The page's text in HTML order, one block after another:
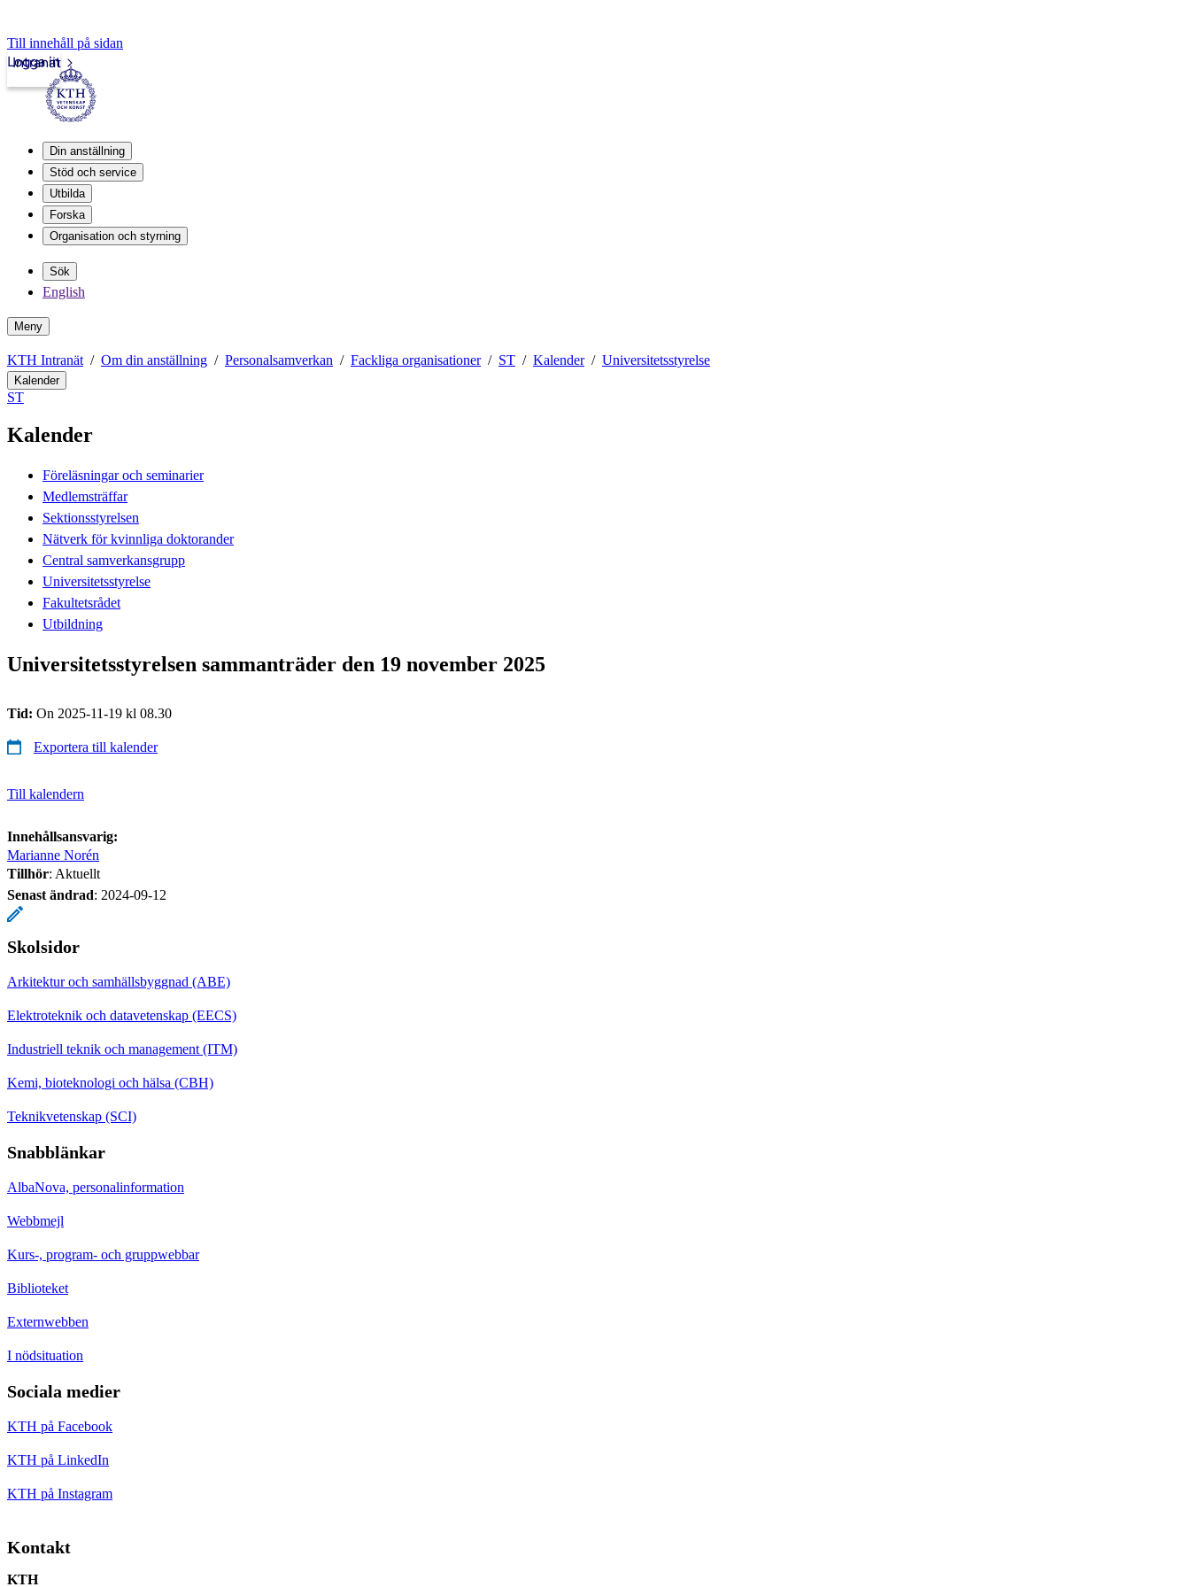
Till innehåll på sidan
Intranät
Logga in
Din anställning
Stöd och service
Utbilda
Forska
Organisation och styrning
Sök
English
Meny
KTH Intranät Om din anställning Personalsamverkan Fackliga organisationer ST Kalender Universitetsstyrelse
Kalender
ST
Kalender
Föreläsningar och seminarier
Medlemsträffar
Sektionsstyrelsen
Nätverk för kvinnliga doktorander
Central samverkansgrupp
Universitetsstyrelse
Fakultetsrådet
Utbildning
Universitetsstyrelsen sammanträder den 19 november 2025
Tid: On 2025-11-19 kl 08.30
Exportera till kalender
Till kalendern
Innehållsansvarig:
Marianne Norén
Tillhör: Aktuellt
Senast ändrad: 2024-09-12
Skolsidor
Arkitektur och samhällsbyggnad (ABE)
Elektroteknik och datavetenskap (EECS)
Industriell teknik och management (ITM)
Kemi, bioteknologi och hälsa (CBH)
Teknikvetenskap (SCI)
Snabblänkar
AlbaNova, personalinformation
Webbmejl
Kurs-, program- och gruppwebbar
Biblioteket
Externwebben
I nödsituation
Sociala medier
KTH på Facebook
KTH på LinkedIn
KTH på Instagram
Kontakt
KTH